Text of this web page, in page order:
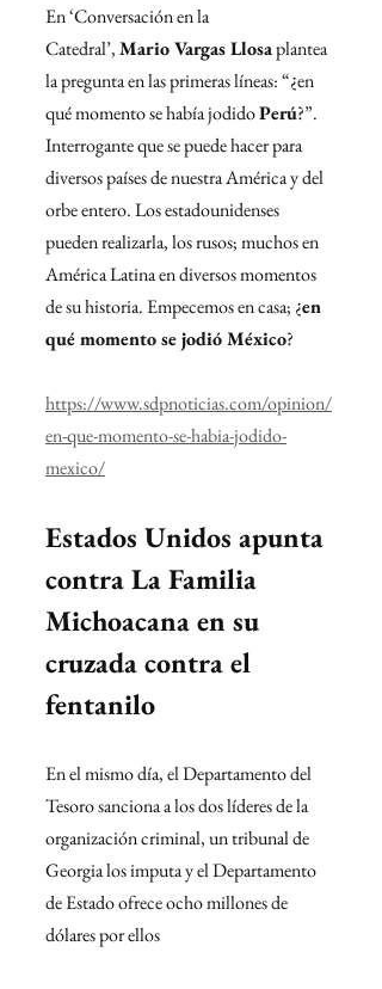
En ‘Conversación en la
Catedral’, Mario Vargas Llosa plantea
la pregunta en las primeras líneas: “¿en
qué momento se había jodido Perú?”.
Interrogante que se puede hacer para
diversos países de nuestra América y del
orbe entero. Los estadounidenses
pueden realizarla, los rusos; muchos en
América Latina en diversos momentos
de su historia. Empecemos en casa; ¿en
qué momento se jodió México?
https://www.sdpnoticias.com/opinion/
en-que-momento-se-habia-jodido-
mexico/
Estados Unidos apunta
contra La Familia
Michoacana en su
cruzada contra el
fentanilo
En el mismo día, el Departamento del
Tesoro sanciona a los dos líderes de la
organización criminal, un tribunal de
Georgia los imputa y el Departamento
de Estado ofrece ocho millones de
dólares por ellos